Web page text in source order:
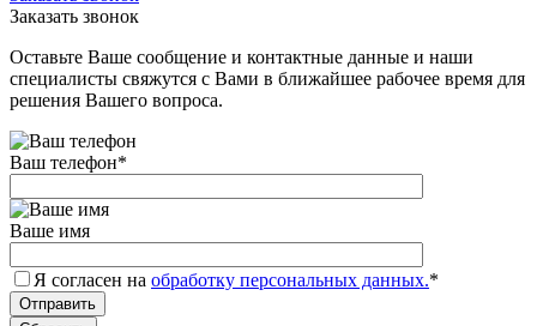
Заказать звонок
Оставьте Ваше сообщение и контактные данные и наши
специалисты свяжутся с Вами в ближайшее рабочее время для
решения Вашего вопроса.
Ваш телефон*
Ваше имя
Я согласен на обработку персональных данных.*